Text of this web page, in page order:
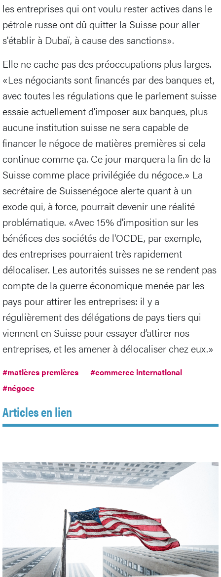
les entreprises qui ont voulu rester actives dans le
pétrole russe ont dû quitter la Suisse pour aller
s'établir à Dubaï, à cause des sanctions».
Elle ne cache pas des préoccupations plus larges.
«Les négociants sont financés par des banques et,
avec toutes les régulations que le parlement suisse
essaie actuellement d'imposer aux banques, plus
aucune institution suisse ne sera capable de
financer le négoce de matières premières si cela
continue comme ça. Ce jour marquera la fin de la
Suisse comme place privilégiée du négoce.» La
secrétaire de Suissenégoce alerte quant à un
exode qui, à force, pourrait devenir une réalité
problématique. «Avec 15% d'imposition sur les
bénéfices des sociétés de l'OCDE, par exemple,
des entreprises pourraient très rapidement
délocaliser. Les autorités suisses ne se rendent pas
compte de la guerre économique menée par les
pays pour attirer les entreprises: il y a
régulièrement des délégations de pays tiers qui
viennent en Suisse pour essayer d’attirer nos
entreprises, et les amener à délocaliser chez eux.»
#matières premières
#commerce international
#négoce
Articles en lien